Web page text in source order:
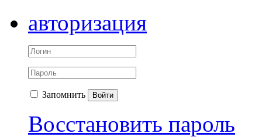
авторизация
Запомнить Войти
Восстановить пароль